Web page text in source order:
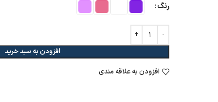
رنگ
افزودن به سبد خرید
افزودن به علاقه مندی